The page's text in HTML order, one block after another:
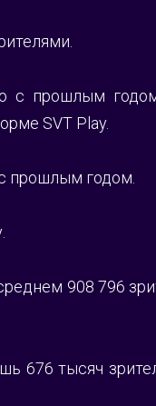
с прошлым
SVT Play.
прошлым годом.
908 796
676 тысяч